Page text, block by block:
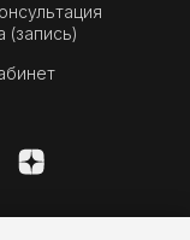
(запись)